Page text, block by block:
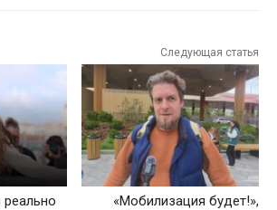
реально
Следующая статья
«Мобилизация будет!»,